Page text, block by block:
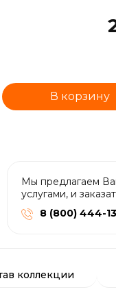
В корзину
Мы предлагаем
услугами, и
8 (800) 444-
коллекции